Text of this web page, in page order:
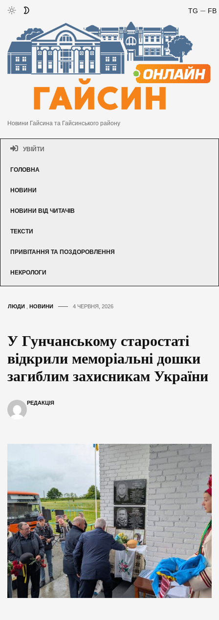
FB
TG
Новини Гайсина та Гайсинського району
УВІЙТИ
ГОЛОВНА
НОВИНИ
НОВИНИ ВІД ЧИТАЧІВ
ТЕКСТИ
ПРИВІТАННЯ ТА ПОЗДОРОВЛЕННЯ
НЕКРОЛОГИ
ЛЮДИ НОВИНИ 4 ЧЕРВНЯ, 2026
У Гунчанському старостаті
відкрили меморіальні дошки
загиблим захисникам України
РЕДАКЦІЯ